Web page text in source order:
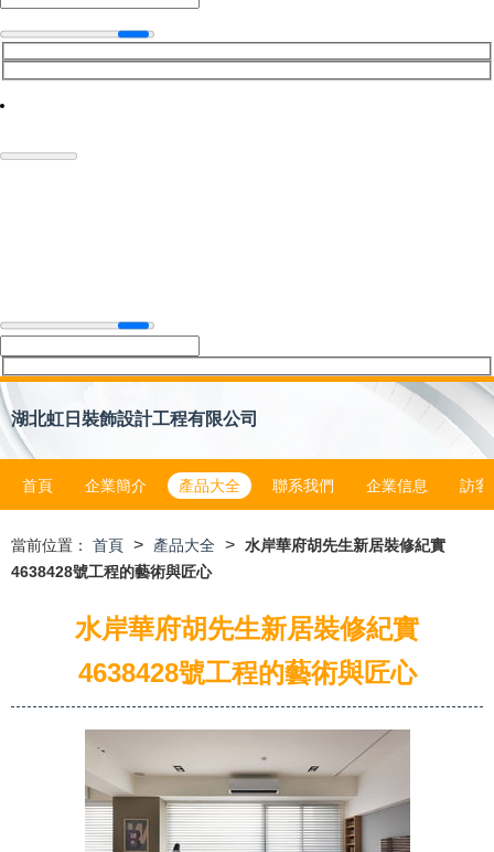
湖北虹日裝飾設計工程有限公司
首頁 企業簡介 產品大全 聯系我們 企業信息 訪客
當前位置： 首頁 > 產品大全 > 水岸華府胡先生新居裝修紀實
4638428號工程的藝術與匠心
水岸華府胡先生新居裝修紀實
4638428號工程的藝術與匠心